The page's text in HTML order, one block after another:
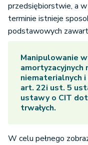
przedsiębiorstwie, a
terminie istnieje
podstawowych
Manipulowanie
niematerialnych
art. 22i ust. 5
ustawy o CIT
trwałych.
W celu pełnego